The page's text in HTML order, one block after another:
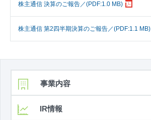
株主通信 決算のご報告／(PDF:1.0 MB)
株主通信 第2四半期決算のご報告／(PDF:1.1 MB)
事業内容
IR情報